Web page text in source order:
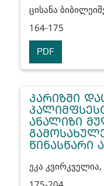
ცისანა
164-175
PDF
ᲞᲐᲠᲘᲖᲨᲘ
ᲐᲜᲐᲚᲘᲖᲘ
ᲬᲘᲜᲐᲡᲬᲐᲠᲘ
ეკა